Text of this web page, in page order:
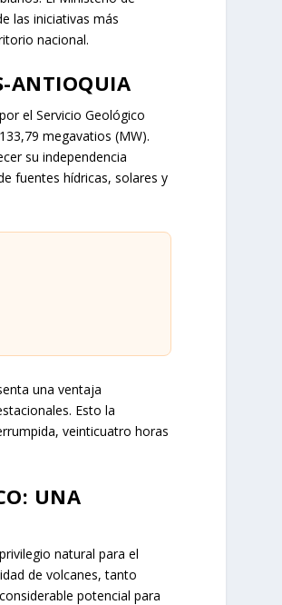
las iniciativas más
nacional.
ANTIOQUIA
el Servicio Geológico
megavatios (MW).
su independencia
fuentes hídricas, solares y
una ventaja
Esto la
veinticuatro horas
UNA
natural para el
de volcanes, tanto
potencial para